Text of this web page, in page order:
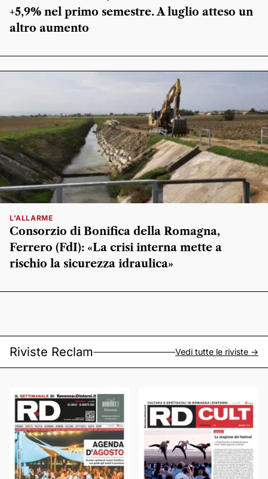
+5,9% nel primo semestre. A luglio atteso un
altro aumento
L'ALLARME
Consorzio di Bonifica della Romagna,
Ferrero (FdI): «La crisi interna mette a
rischio la sicurezza idraulica»
Riviste Reclam Vedi tutte le riviste ->